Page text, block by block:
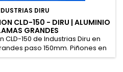
DIRU
CLD-150 - DIRU | ALUMINIO
GRANDES
150 de Industrias Diru en
paso 150mm. Piñones en
caudales. Palanca manual